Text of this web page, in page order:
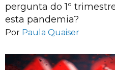
pergunta do 1º
esta pandemia?
Por Paula Quaiser